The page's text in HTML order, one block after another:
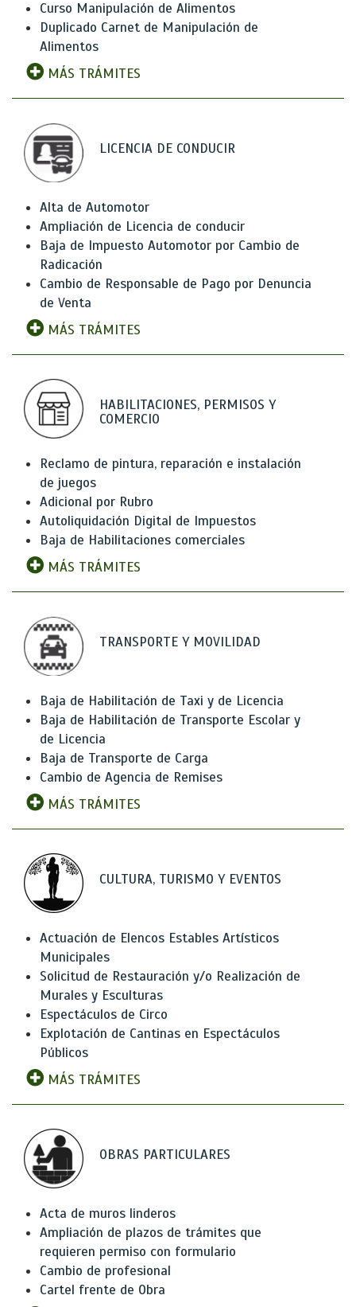
Curso Manipulación de Alimentos
Duplicado Carnet de Manipulación de
Alimentos
MÁS TRÁMITES
LICENCIA DE CONDUCIR
Alta de Automotor
Ampliación de Licencia de conducir
Baja de Impuesto Automotor por Cambio de
Radicación
Cambio de Responsable de Pago por Denuncia
de Venta
MÁS TRÁMITES
HABILITACIONES, PERMISOS Y
COMERCIO
Reclamo de pintura, reparación e instalación
de juegos
Adicional por Rubro
Autoliquidación Digital de Impuestos
Baja de Habilitaciones comerciales
MÁS TRÁMITES
TRANSPORTE Y MOVILIDAD
Baja de Habilitación de Taxi y de Licencia
Baja de Habilitación de Transporte Escolar y
de Licencia
Baja de Transporte de Carga
Cambio de Agencia de Remises
MÁS TRÁMITES
CULTURA, TURISMO Y EVENTOS
Actuación de Elencos Estables Artísticos
Municipales
Solicitud de Restauración y/o Realización de
Murales y Esculturas
Espectáculos de Circo
Explotación de Cantinas en Espectáculos
Públicos
MÁS TRÁMITES
OBRAS PARTICULARES
Acta de muros linderos
Ampliación de plazos de trámites que
requieren permiso con formulario
Cambio de profesional
Cartel frente de Obra